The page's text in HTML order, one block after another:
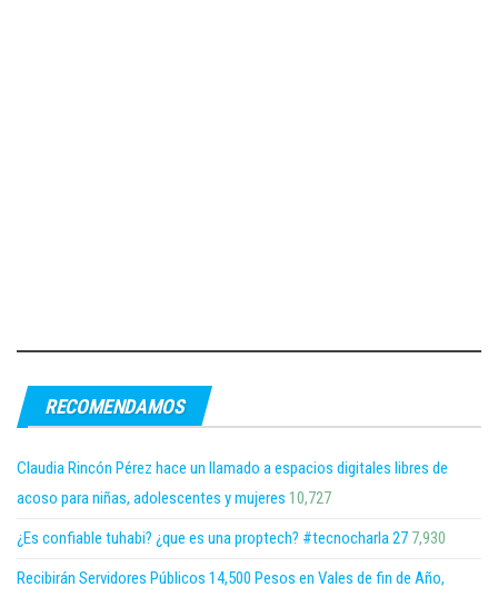
RECOMENDAMOS
Claudia Rincón Pérez hace un llamado a espacios digitales libres de
acoso para niñas, adolescentes y mujeres 10,727
¿Es confiable tuhabi? ¿que es una proptech? #tecnocharla 27 7,930
Recibirán Servidores Públicos 14,500 Pesos en Vales de fin de Año,